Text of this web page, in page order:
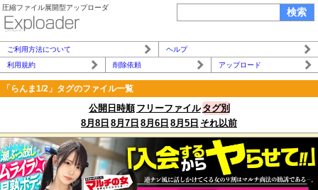
圧縮ファイル展開型アップローダ
ご利用方法について
ヘルプ
利用規約
削除依頼 アップロード
「らんま1/2」タグのファイル一覧
公開日時順 フリーファイル タグ別
8月8日 8月7日 8月6日 8月5日 それ以前